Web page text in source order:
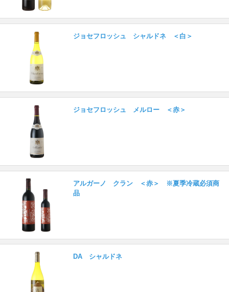
ジョセフロッシュ シャルドネ ＜白＞
ジョセフロッシュ メルロー ＜赤＞
アルガーノ クラン ＜赤＞ ※夏季冷蔵必須商
品
DA シャルドネ